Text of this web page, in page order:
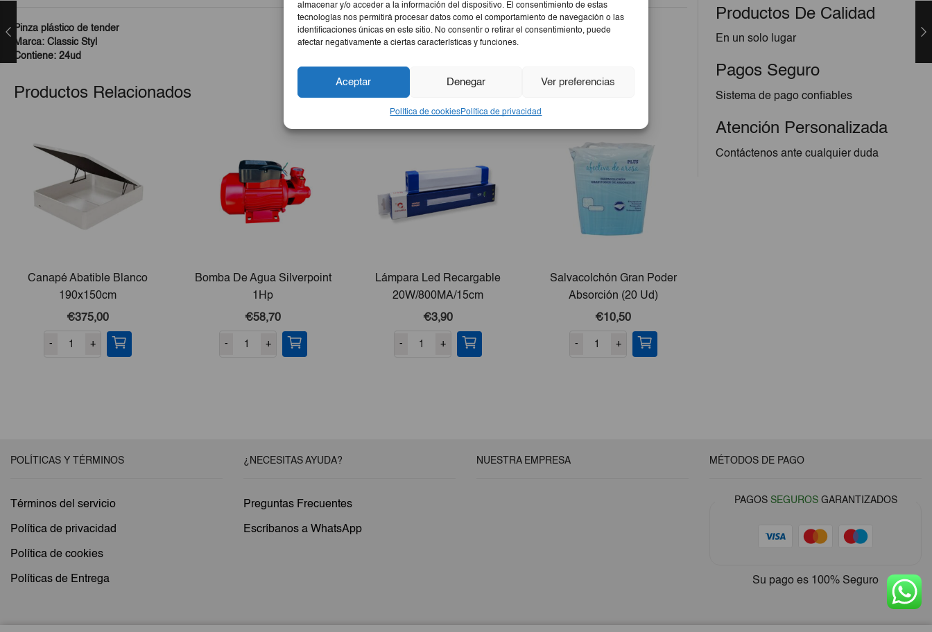
almacenar y/o acceder a la información del dispositivo. El consentimiento de estas
tecnologías nos permitirá procesar datos como el comportamiento de navegación o las
identificaciones únicas en este sitio. No consentir o retirar el consentimiento, puede
afectar negativamente a ciertas características y funciones.
Aceptar Denegar Ver preferencias
Política de cookiesPolítica de privacidad
Pinza plástico de tender
Marca: Classic Styl
Contiene: 24ud
Productos Relacionados
Canapé Abatible Blanco
190x150cm
€375,00
- +
Bomba De Agua Silverpoint
1Hp
€58,70
- +
Lámpara Led Recargable
20W/800MA/15cm
€3,90
- +
Salvacolchón Gran Poder
Absorción (20 Ud)
€10,50
- +
Productos De Calidad
En un solo lugar
Pagos Seguro
Sistema de pago confiables
Atención Personalizada
Contáctenos ante cualquier duda
POLÍTICAS Y TÉRMINOS
Términos del servicio
Política de privacidad
Política de cookies
Políticas de Entrega
¿NECESITAS AYUDA?
Preguntas Frecuentes
Escríbanos a WhatsApp
NUESTRA EMPRESA MÉTODOS DE PAGO
PAGOS SEGUROSGARANTIZADOS
Su pago es 100% Seguro